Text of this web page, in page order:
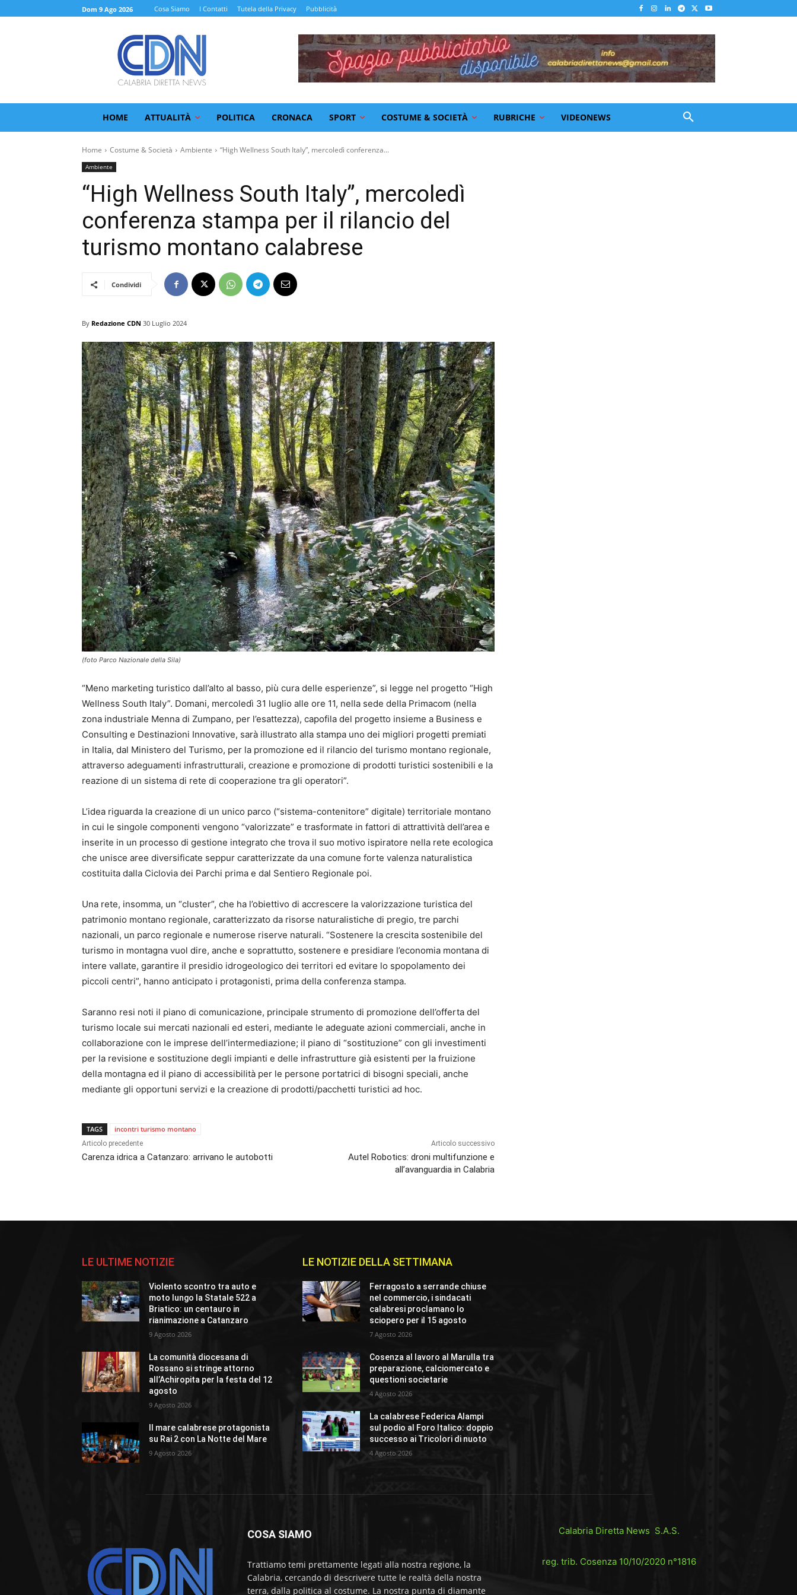
Dom 9 Ago 2026 Cosa Siamo I Contatti Tutela della Privacy Pubblicità
HOME ATTUALITÀ POLITICA CRONACA SPORT COSTUME & SOCIETÀ RUBRICHE VIDEONEWS
Home Costume & Società Ambiente “High Wellness South Italy”, mercoledì conferenza...
Ambiente
“High Wellness South Italy”, mercoledì
conferenza stampa per il rilancio del
turismo montano calabrese
Condividi
By Redazione CDN 30 Luglio 2024
(foto Parco Nazionale della Sila)
“Meno marketing turistico dall’alto al basso, più cura delle esperienze”, si legge nel progetto “High
Wellness South Italy”. Domani, mercoledì 31 luglio alle ore 11, nella sede della Primacom (nella
zona industriale Menna di Zumpano, per l’esattezza), capofila del progetto insieme a Business e
Consulting e Destinazioni Innovative, sarà illustrato alla stampa uno dei migliori progetti premiati
in Italia, dal Ministero del Turismo, per la promozione ed il rilancio del turismo montano regionale,
attraverso adeguamenti infrastrutturali, creazione e promozione di prodotti turistici sostenibili e la
reazione di un sistema di rete di cooperazione tra gli operatori”.
L’idea riguarda la creazione di un unico parco (“sistema-contenitore” digitale) territoriale montano
in cui le singole componenti vengono “valorizzate” e trasformate in fattori di attrattività dell’area e
inserite in un processo di gestione integrato che trova il suo motivo ispiratore nella rete ecologica
che unisce aree diversificate seppur caratterizzate da una comune forte valenza naturalistica
costituita dalla Ciclovia dei Parchi prima e dal Sentiero Regionale poi.
Una rete, insomma, un “cluster”, che ha l’obiettivo di accrescere la valorizzazione turistica del
patrimonio montano regionale, caratterizzato da risorse naturalistiche di pregio, tre parchi
nazionali, un parco regionale e numerose riserve naturali. “Sostenere la crescita sostenibile del
turismo in montagna vuol dire, anche e soprattutto, sostenere e presidiare l’economia montana di
intere vallate, garantire il presidio idrogeologico dei territori ed evitare lo spopolamento dei
piccoli centri”, hanno anticipato i protagonisti, prima della conferenza stampa.
Saranno resi noti il piano di comunicazione, principale strumento di promozione dell’offerta del
turismo locale sui mercati nazionali ed esteri, mediante le adeguate azioni commerciali, anche in
collaborazione con le imprese dell’intermediazione; il piano di “sostituzione” con gli investimenti
per la revisione e sostituzione degli impianti e delle infrastrutture già esistenti per la fruizione
della montagna ed il piano di accessibilità per le persone portatrici di bisogni speciali, anche
mediante gli opportuni servizi e la creazione di prodotti/pacchetti turistici ad hoc.
TAGS incontri turismo montano
Articolo precedente
Carenza idrica a Catanzaro: arrivano le autobotti
Articolo successivo
Autel Robotics: droni multifunzione e
all’avanguardia in Calabria
LE ULTIME NOTIZIE
Violento scontro tra auto e
moto lungo la Statale 522 a
Briatico: un centauro in
rianimazione a Catanzaro
9 Agosto 2026
La comunità diocesana di
Rossano si stringe attorno
all’Achiropita per la festa del 12
agosto
9 Agosto 2026
Il mare calabrese protagonista
su Rai 2 con La Notte del Mare
9 Agosto 2026
LE NOTIZIE DELLA SETTIMANA
Ferragosto a serrande chiuse
nel commercio, i sindacati
calabresi proclamano lo
sciopero per il 15 agosto
7 Agosto 2026
Cosenza al lavoro al Marulla tra
preparazione, calciomercato e
questioni societarie
4 Agosto 2026
La calabrese Federica Alampi
sul podio al Foro Italico: doppio
successo ai Tricolori di nuoto
4 Agosto 2026
COSA SIAMO
Trattiamo temi prettamente legati alla nostra regione, la
Calabria, cercando di descrivere tutte le realtà della nostra
terra, dalla politica al costume. La nostra punta di diamante
Calabria Diretta News S.A.S.
reg. trib. Cosenza 10/10/2020 n°1816